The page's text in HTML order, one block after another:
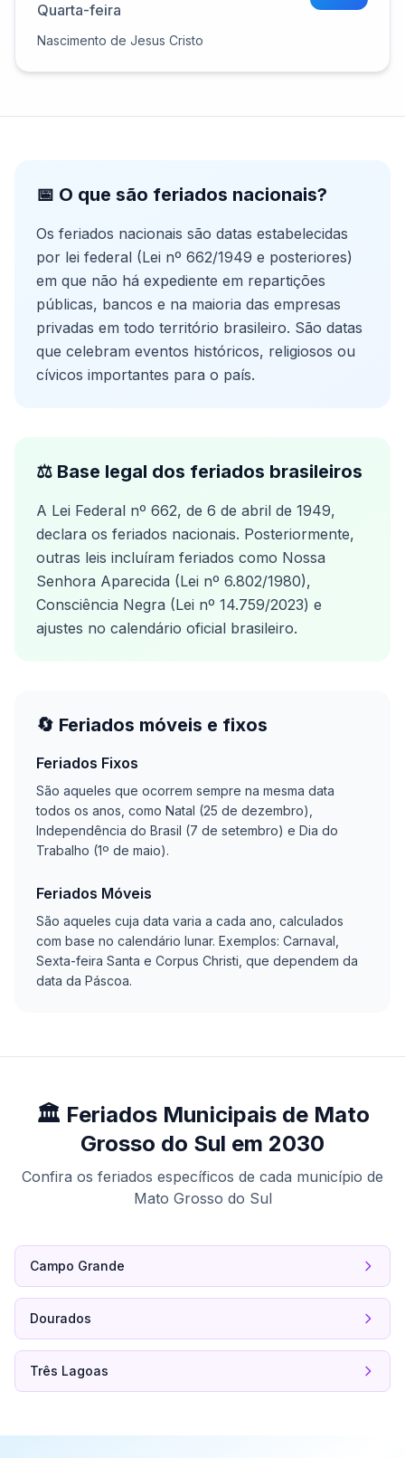
Quarta-feira
Nascimento de Jesus Cristo
📅 O que são feriados nacionais?
Os feriados nacionais são datas estabelecidas
por lei federal (Lei nº 662/1949 e posteriores)
em que não há expediente em repartições
públicas, bancos e na maioria das empresas
privadas em todo território brasileiro. São datas
que celebram eventos históricos, religiosos ou
cívicos importantes para o país.
⚖️ Base legal dos feriados brasileiros
A Lei Federal nº 662, de 6 de abril de 1949,
declara os feriados nacionais. Posteriormente,
outras leis incluíram feriados como Nossa
Senhora Aparecida (Lei nº 6.802/1980),
Consciência Negra (Lei nº 14.759/2023) e
ajustes no calendário oficial brasileiro.
🔄 Feriados móveis e fixos
Feriados Fixos
São aqueles que ocorrem sempre na mesma data
todos os anos, como Natal (25 de dezembro),
Independência do Brasil (7 de setembro) e Dia do
Trabalho (1º de maio).
Feriados Móveis
São aqueles cuja data varia a cada ano, calculados
com base no calendário lunar. Exemplos: Carnaval,
Sexta-feira Santa e Corpus Christi, que dependem da
data da Páscoa.
🏛️ Feriados Municipais de Mato
Grosso do Sul em 2030
Confira os feriados específicos de cada município de
Mato Grosso do Sul
Campo Grande
Dourados
Três Lagoas